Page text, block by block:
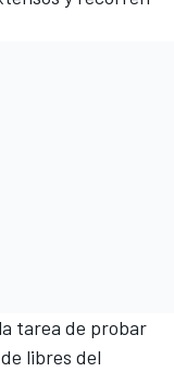
tarea de probar
libres del